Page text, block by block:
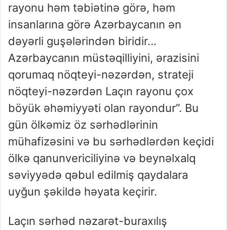
rayonu həm təbiətinə görə, həm
insanlarına görə Azərbaycanın ən
dəyərli guşələrindən biridir…
Azərbaycanın müstəqilliyini, ərazisini
qorumaq nöqteyi-nəzərdən, strateji
nöqteyi-nəzərdən Laçın rayonu çox
böyük əhəmiyyəti olan rayondur”. Bu
gün ölkəmiz öz sərhədlərinin
mühafizəsini və bu sərhədlərdən keçidi
ölkə qanunvericiliyinə və beynəlxalq
səviyyədə qəbul edilmiş qaydalara
uyğun şəkildə həyata keçirir.
Laçın sərhəd nəzarət-buraxılış